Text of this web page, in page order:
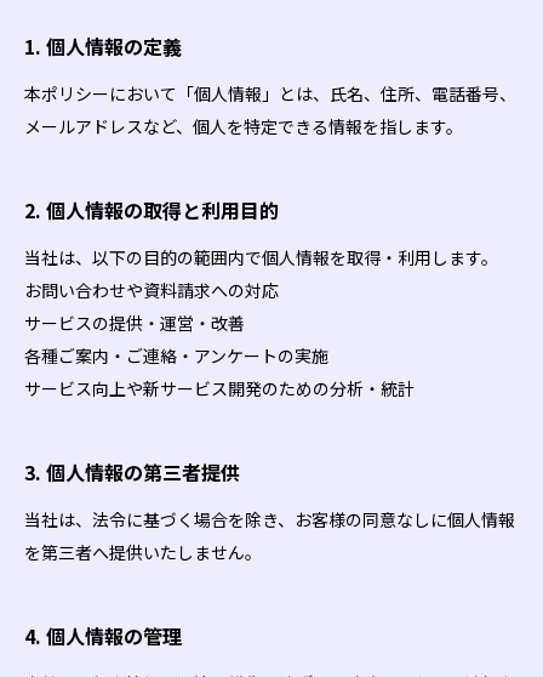
1. 個人情報の定義
本ポリシーにおいて「個人情報」とは、氏名、住所、電話番号、
メールアドレスなど、個人を特定できる情報を指します。
2. 個人情報の取得と利用目的
当社は、以下の目的の範囲内で個人情報を取得・利用します。
お問い合わせや資料請求への対応
サービスの提供・運営・改善
各種ご案内・ご連絡・アンケートの実施
サービス向上や新サービス開発のための分析・統計
3. 個人情報の第三者提供
当社は、法令に基づく場合を除き、お客様の同意なしに個人情報
を第三者へ提供いたしません。
4. 個人情報の管理